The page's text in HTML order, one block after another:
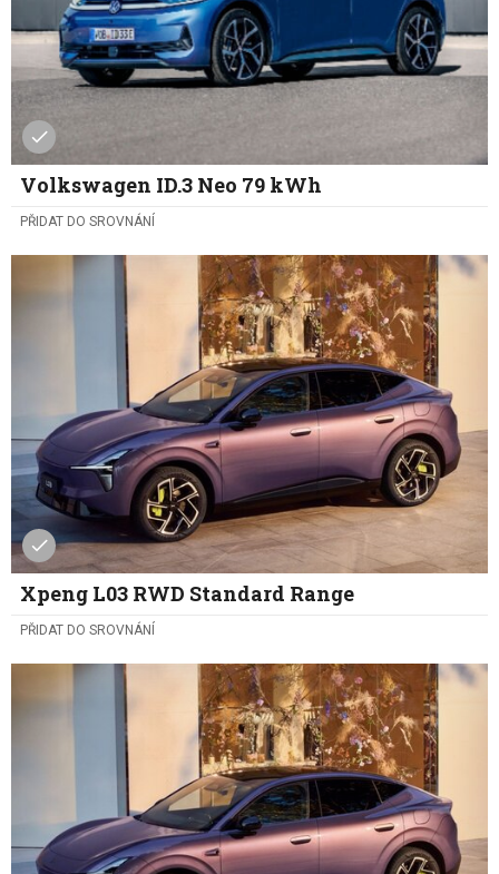
Volkswagen ID.3 Neo 79 kWh
PŘIDAT DO SROVNÁNÍ
Xpeng L03 RWD Standard Range
PŘIDAT DO SROVNÁNÍ